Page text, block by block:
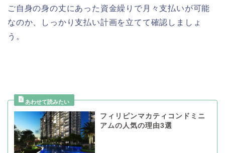
ご自身の身の丈にあった資金繰りで月々支払いが可能
なのか、しっかり支払い計画を立てて確認しましょ
う。
フィリピンマカティコンドミニ
アムの人気の理由3選